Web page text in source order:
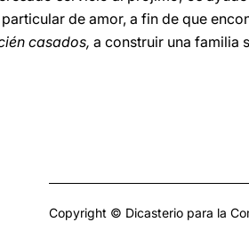
de amor, a fin de que
casados, a construir una familia
Copyright © Dicasterio para la